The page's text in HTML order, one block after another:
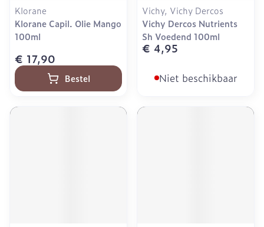
Klorane
Klorane Capil. Olie Mango
100ml
€ 17,90
Bestel
Vichy, Vichy Dercos
Vichy Dercos Nutrients
Sh Voedend 100ml
€ 4,95
Niet beschikbaar